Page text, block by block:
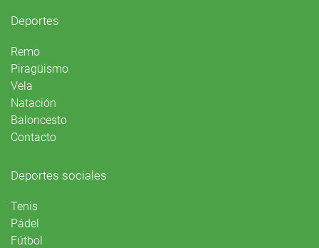
Deportes
Remo
Piragüismo
Vela
Natación
Baloncesto
Contacto
Deportes sociales
Tenis
Pádel
Fútbol